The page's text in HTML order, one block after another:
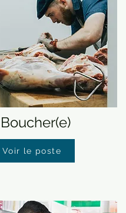
Boucher(e)
Voir le poste